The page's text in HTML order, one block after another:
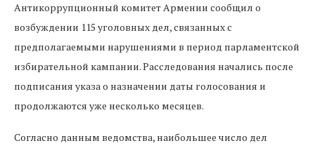
Антикоррупционный комитет Армении сообщил о
возбуждении 115 уголовных дел, связанных с
предполагаемыми нарушениями в период парламентской
избирательной кампании. Расследования начались после
подписания указа о назначении даты голосования и
продолжаются уже несколько месяцев.
Согласно данным ведомства, наибольшее число дел